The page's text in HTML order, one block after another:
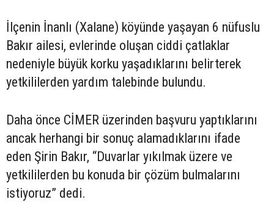
İlçenin İnanlı (Xalane) köyünde yaşayan 6 nüfuslu
Bakır ailesi, evlerinde oluşan ciddi çatlaklar
nedeniyle büyük korku yaşadıklarını belirterek
yetkililerden yardım talebinde bulundu.
Daha önce CİMER üzerinden başvuru yaptıklarını
ancak herhangi bir sonuç alamadıklarını ifade
eden Şirin Bakır, “Duvarlar yıkılmak üzere ve
yetkililerden bu konuda bir çözüm bulmalarını
istiyoruz” dedi.